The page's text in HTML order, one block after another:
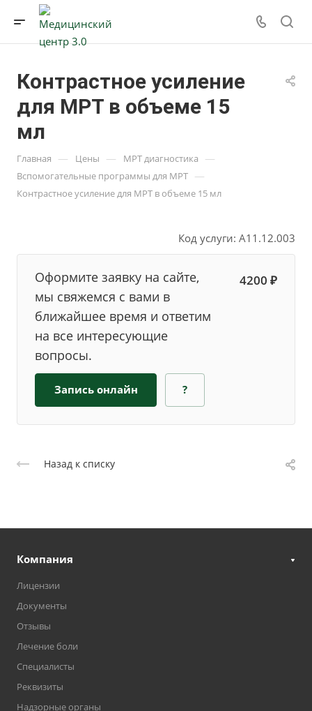
Контрастное усиление
для МРТ в объеме 15
мл
Главная — Цены — МРТ диагностика —
Вспомогательные программы для МРТ —
Контрастное усиление для МРТ в объеме 15 мл
Код услуги: A11.12.003
Оформите заявку на сайте,
мы свяжемся с вами в
ближайшее время и ответим
на все интересующие
вопросы.
4200 ₽
Запись онлайн ?
Назад к списку
Компания
Лицензии
Документы
Отзывы
Лечение боли
Специалисты
Реквизиты
Надзорные органы